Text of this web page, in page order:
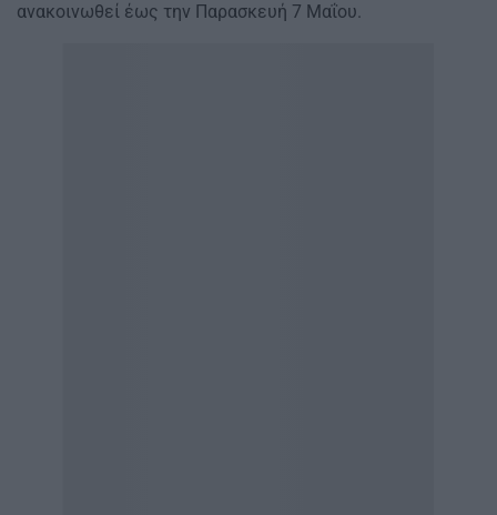
ανακοινωθεί έως την Παρασκευή 7 Μαΐου.